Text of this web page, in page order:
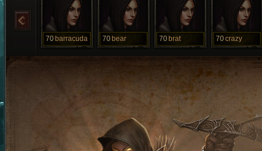
70 barracuda 70 bear 70 brat 70crazy